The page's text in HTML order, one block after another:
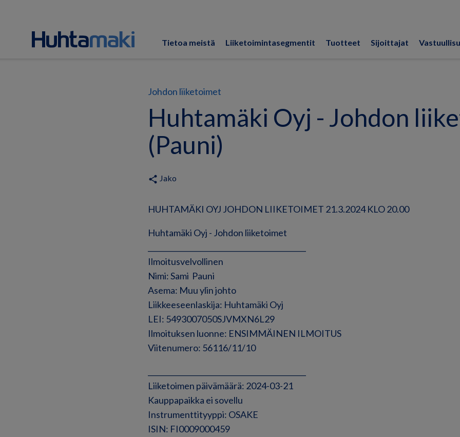
Tietoa meistä Liiketoimintasegmentit Tuotteet Sijoittajat
Johdon liiketoimet
Huhtamäki Oyj - Johdon
(Pauni)
share Jako
HUHTAMÄKI OYJ JOHDON LIIKETOIMET 21.3.2024 KLO 20.00
Huhtamäki Oyj - Johdon liiketoimet
Ilmoitusvelvollinen
Nimi: Sami Pauni
Asema: Muu ylin johto
Liikkeeseenlaskija: Huhtamäki Oyj
LEI: 5493007050SJVMXN6L29
Ilmoituksen luonne: ENSIMMÄINEN ILMOITUS
Viitenumero: 56116/11/10
Liiketoimen päivämäärä: 2024-03-21
Kauppapaikka ei sovellu
Instrumenttityyppi: OSAKE
ISIN: FI0009000459